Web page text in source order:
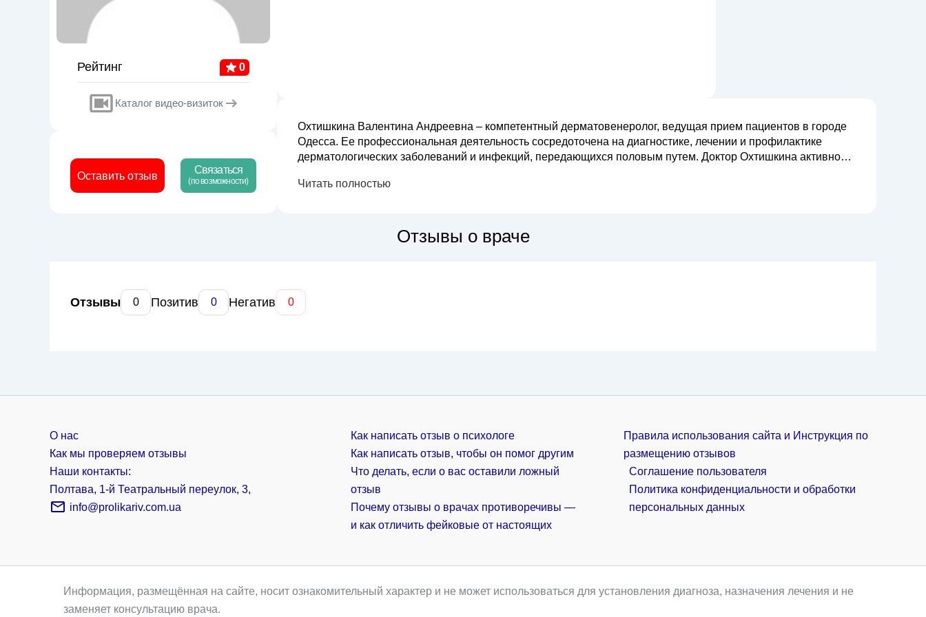
Рейтинг 0
Каталог видео-визиток
Оставить отзыв
Связаться
(по возможности)
Охтишкина Валентина Андреевна – компетентный дерматовенеролог, ведущая прием пациентов в городе
Одесса. Ее профессиональная деятельность сосредоточена на диагностике, лечении и профилактике
дерматологических заболеваний и инфекций, передающихся половым путем. Доктор Охтишкина активно
диагностики и тера...
Читать полностью
Отзывы о враче
Отзывы 0 Позитив 0 Негатив 0
О нас
Как мы проверяем отзывы
Наши контакты:
Полтава, 1-й Театральный переулок, 3,
info@prolikariv.com.ua
Как написать отзыв о психологе
Как написать отзыв, чтобы он помог другим
Что делать, если о вас оставили ложный
отзыв
Почему отзывы о врачах противоречивы —
и как отличить фейковые от настоящих
Правила использования сайта и Инструкция по
размещению отзывов
Соглашение пользователя
Политика конфиденциальности и обработки
персональных данных
Информация, размещённая на сайте, носит ознакомительный характер и не может использоваться для установления диагноза, назначения лечения и не
заменяет консультацию врача.